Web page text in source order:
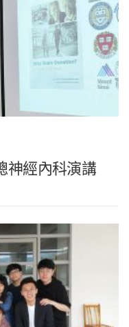
神經內科演講